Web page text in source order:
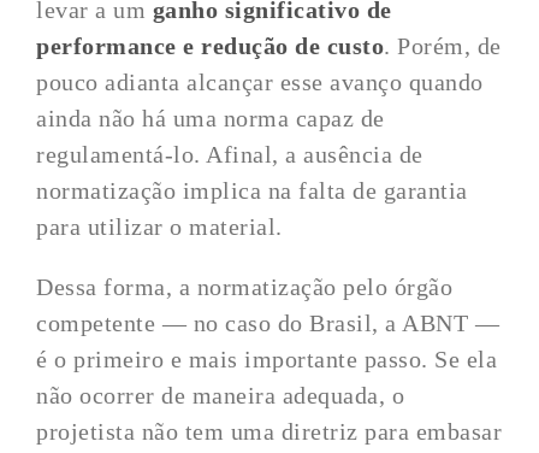
levar a um ganho significativo de
performance e redução de custo. Porém, de
pouco adianta alcançar esse avanço quando
ainda não há uma norma capaz de
regulamentá-lo. Afinal, a ausência de
normatização implica na falta de garantia
para utilizar o material.
Dessa forma, a normatização pelo órgão
competente — no caso do Brasil, a ABNT —
é o primeiro e mais importante passo. Se ela
não ocorrer de maneira adequada, o
projetista não tem uma diretriz para embasar